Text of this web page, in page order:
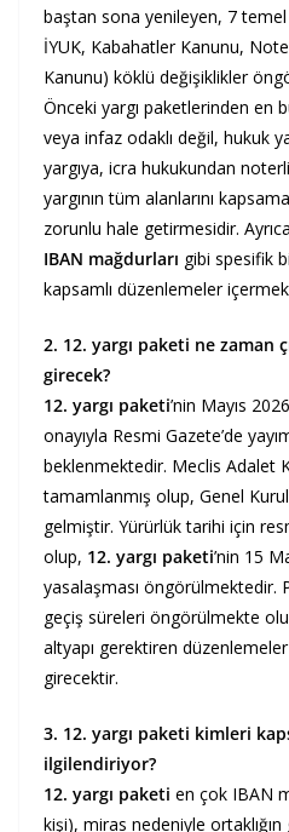
baştan sona yenileyen, 7
İYUK, Kabahatler Kanunu,
Kanunu) köklü değişiklikler
Önceki yargı paketlerinden en
veya infaz odaklı değil, hukuk
yargıya, icra hukukundan
yargının tüm alanlarını
zorunlu hale getirmesidir. Ayrıca
IBAN mağdurları gibi spesifik
kapsamlı düzenlemeler
2. 12. yargı paketi ne zaman
girecek?
12. yargı paketi’nin Mayıs
onayıyla Resmi Gazete’de
beklenmektedir. Meclis Adalet
tamamlanmış olup, Genel
gelmiştir. Yürürlük tarihi için
olup, 12. yargı paketi’nin 15
yasalaşması öngörülmektedir.
geçiş süreleri öngörülmekte
altyapı gerektiren
girecektir.
3. 12. yargı paketi kimleri
ilgilendiriyor?
12. yargı paketi en çok IBAN
kişi), miras nedeniyle